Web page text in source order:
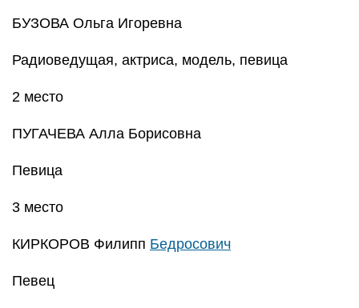
БУЗОВА Ольга Игоревна
Радиоведущая, актриса, модель, певица
2 место
ПУГАЧЕВА Алла Борисовна
Певица
3 место
КИРКОРОВ Филипп Бедросович
Певец